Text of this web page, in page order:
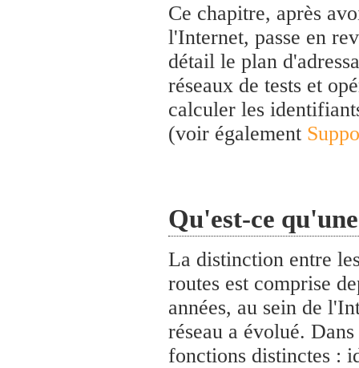
Ce chapitre, après
l'Internet, passe en
détail le plan
réseaux de tests et
calculer les
(voir également
Qu'est-ce
La distinction entre
routes est comprise
années, au sein de
réseau a évolué.
fonctions distinctes :